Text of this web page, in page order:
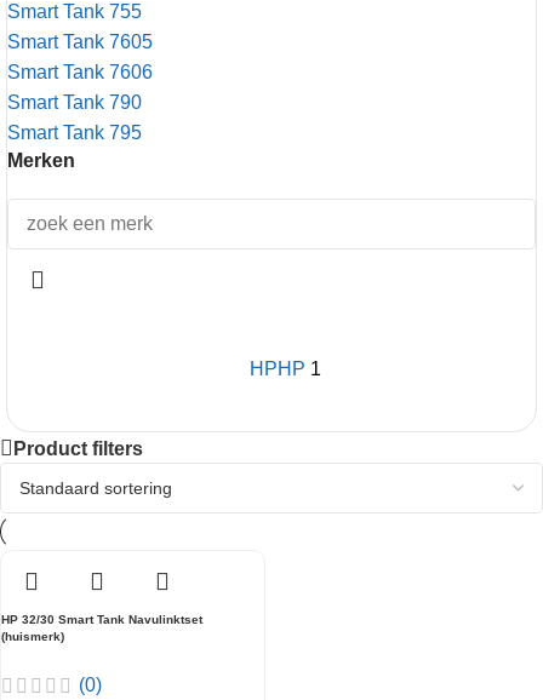
Smart Tank 755
Smart Tank 7605
Smart Tank 7606
Smart Tank 790
Smart Tank 795
Merken
HPHP 1
Product filters
HP 32/30 Smart Tank Navulinktset
(huismerk)
(0)